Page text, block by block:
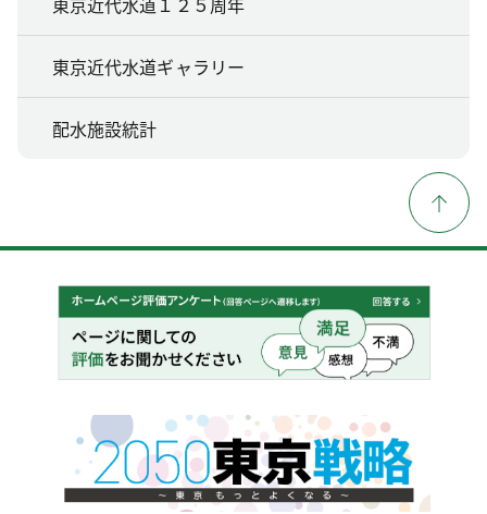
東京近代水道ギャラリー
配水施設統計